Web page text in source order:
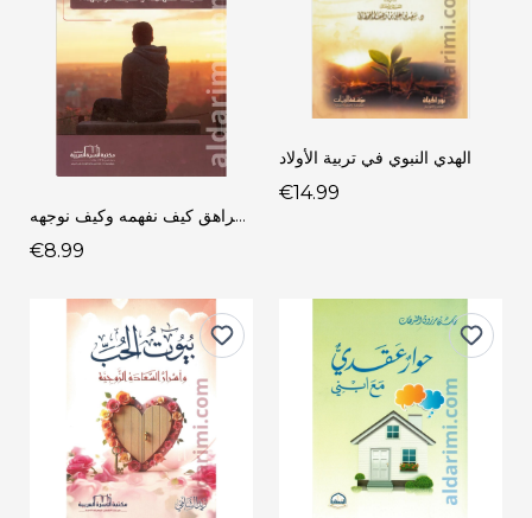
المراهق كيف نفهمه وكيف نوجهه
€8.99
الهدي النبوي في تربية الأولاد
€14.99